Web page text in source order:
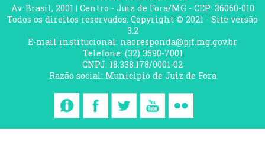
Av. Brasil, 2001 | Centro - Juiz de Fora/MG - CEP: 36060-010
Todos os direitos reservados. Copyright © 2021 - Site versão
3.2
E-mail institucional: naoresponda@pjf.mg.gov.br
Telefone: (32) 3690-7001
CNPJ: 18.338.178/0001-02
Razão social: Municipio de Juiz de Fora